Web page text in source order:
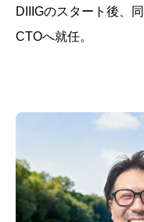
DIIIGのスタート後、
CTOへ就任。